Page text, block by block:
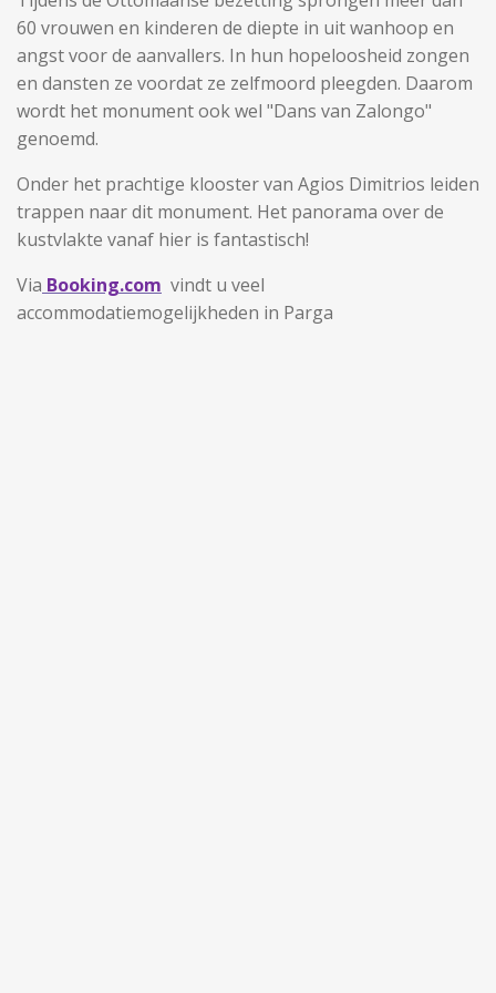
60 vrouwen en kinderen de diepte in uit wanhoop en
angst voor de aanvallers. In hun hopeloosheid zongen
en dansten ze voordat ze zelfmoord pleegden. Daarom
wordt het monument ook wel "Dans van Zalongo"
genoemd.
Onder het prachtige klooster van Agios Dimitrios leiden
trappen naar dit monument. Het panorama over de
kustvlakte vanaf hier is fantastisch!
Via Booking.com vindt u veel
accommodatiemogelijkheden in Parga